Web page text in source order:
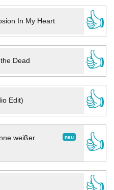
In My Heart
👍
Dead
👍
Edit)
👍
neu
weißer
👍